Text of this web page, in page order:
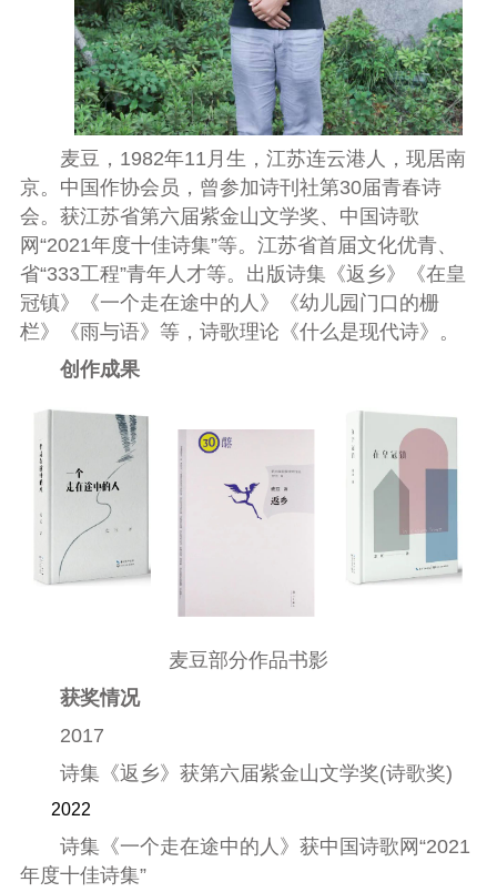
麦豆 ，1982年11月生，江苏连云港人，现居南
京。中国作协会员，曾参加诗刊社第30届青春诗
会。获江苏省第六届紫金山文学奖、中国诗歌
网“2021年度十佳诗集”等。江苏省首届文化优青、
省“333工程”青年人才等。出版诗集《返乡》《在皇
冠镇》《一个走在途中的人》《幼儿园门口的栅
栏》《雨与语》等，诗歌理论《什么是现代诗》。
创作成果
麦豆部分作品书影
获奖情况
2017
诗集《返乡》获第六届紫金山文学奖(诗歌奖)
2022
诗集《一个走在途中的人》获中国诗歌网“2021
年度十佳诗集”